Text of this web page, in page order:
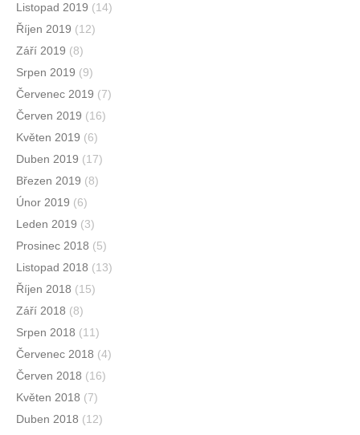
Listopad 2019 (14)
Říjen 2019 (12)
Září 2019 (8)
Srpen 2019 (9)
Červenec 2019 (7)
Červen 2019 (16)
Květen 2019 (6)
Duben 2019 (17)
Březen 2019 (8)
Únor 2019 (6)
Leden 2019 (3)
Prosinec 2018 (5)
Listopad 2018 (13)
Říjen 2018 (15)
Září 2018 (8)
Srpen 2018 (11)
Červenec 2018 (4)
Červen 2018 (16)
Květen 2018 (7)
Duben 2018 (12)